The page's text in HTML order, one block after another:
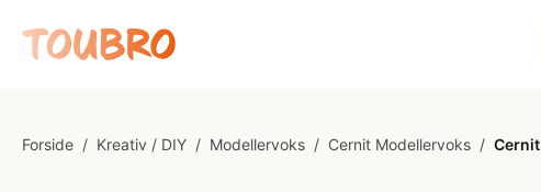
Forside / Kreativ / DIY / Modellervoks / Cernit Modellervoks /